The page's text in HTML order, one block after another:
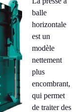
balle
horizontale
est un
modèle
nettement
plus
encombrant,
qui permet
de traiter des